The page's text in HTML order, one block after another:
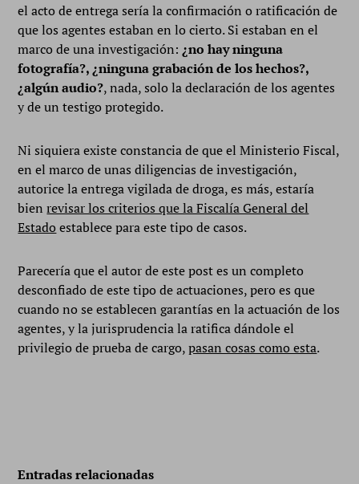
el acto de entrega sería la confirmación o ratificación de
que los agentes estaban en lo cierto. Si estaban en el
marco de una investigación: ¿no hay ninguna
fotografía?, ¿ninguna grabación de los hechos?,
¿algún audio?, nada, solo la declaración de los agentes
y de un testigo protegido.
Ni siquiera existe constancia de que el Ministerio Fiscal,
en el marco de unas diligencias de investigación,
autorice la entrega vigilada de droga, es más, estaría
bienrevisar los criterios que la Fiscalía General del
Estadoestablece para este tipo de casos.
Parecería que el autor de este post es un completo
desconfiado de este tipo de actuaciones, pero es que
cuando no se establecen garantías en la actuación de los
agentes, y la jurisprudencia la ratifica dándole el
privilegio de prueba de cargo,pasan cosas como esta.
Entradas relacionadas